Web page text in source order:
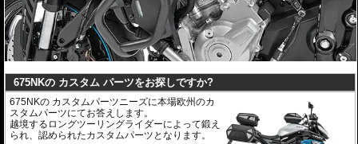
675NKの カスタム パーツをお探しですか?
675NKの カスタムパーツニーズに本場欧州のカ
スタムパーツにてお答えします。
越境するロングツーリングライダーによって鍛え
られ、認められたカスタムパーツとなります。